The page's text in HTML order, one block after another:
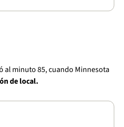
al minuto 85, cuando Minnesota
de local.